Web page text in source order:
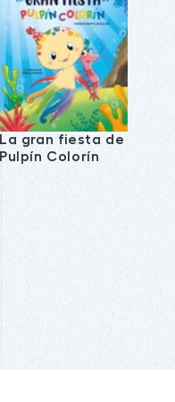
La gran fiesta de
Pulpín Colorín